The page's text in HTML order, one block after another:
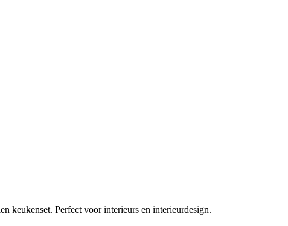
keukenset. Perfect voor interieurs en interieurdesign.